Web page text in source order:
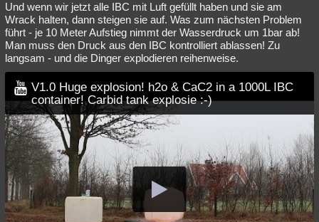
Und wenn wir jetzt alle IBC mit Luft gefüllt haben und sie am
Wrack halten, dann steigen sie auf. Was zum nächsten Problem
führt - je 10 Meter Aufstieg nimmt der Wasserdruck um 1bar ab!
Man muss den Druck aus den IBC kontrolliert ablassen! Zu
langsam - und die Dinger explodieren reihenweise.
V1.0 Huge explosion! h2o & CaC2 in a 1000L IBC
container! Carbid tank explosie :-)